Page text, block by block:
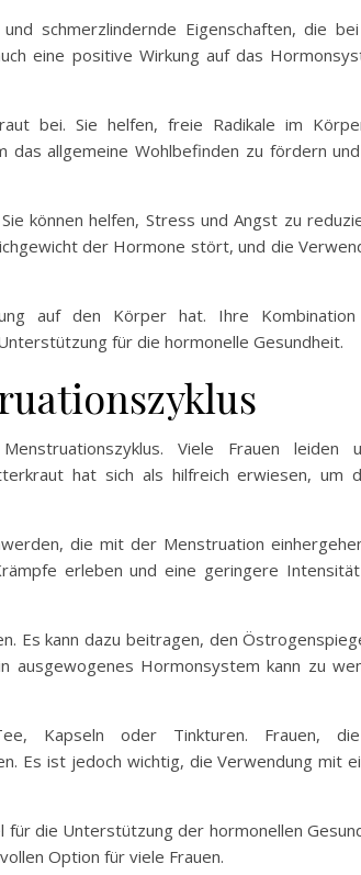
schmerzlindernde Eigenschaften, die
eine positive Wirkung auf das
bei. Sie helfen, freie Radikale im
das allgemeine Wohlbefinden zu fördern
können helfen, Stress und Angst zu
der Hormone stört, und die
auf den Körper hat. Ihre Kombination
für die hormonelle Gesundheit.
Viele Frauen leiden
hat sich als hilfreich erwiesen, um
die mit der Menstruation
erleben und eine geringere
Es kann dazu beitragen, den
ausgewogenes Hormonsystem kann zu
Kapseln oder Tinkturen. Frauen,
Es ist jedoch wichtig, die Verwendung mit
die Unterstützung der hormonellen
Option für viele Frauen.